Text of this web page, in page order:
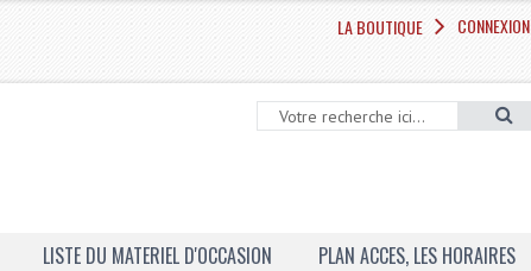
LA BOUTIQUE CONNEXION
LISTE DU MATERIEL D'OCCASION PLAN ACCES, LES HORAIRES